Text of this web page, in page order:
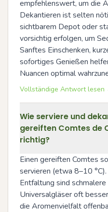
empfehlenswert, um die
Dekantieren ist selten
sichtbarem Depot oder
vorsichtig erfolgen, um
Sanftes Einschenken,
sofortiges Genießen
Nuancen optimal
Vollständige Antwort lesen
Wie serviere und
gereiften Comtes de
richtig?
Einen gereiften Comtes
servieren (etwa 8–10
Entfaltung sind
Universalgläser oft
die Aromenvielfalt